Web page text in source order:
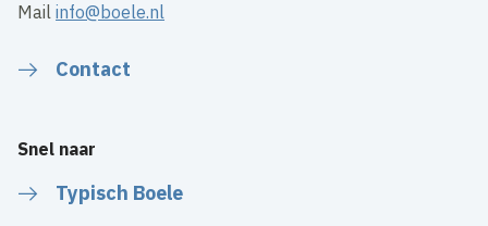
Mailinfo@boele.nl
Contact
Snel naar
Typisch Boele